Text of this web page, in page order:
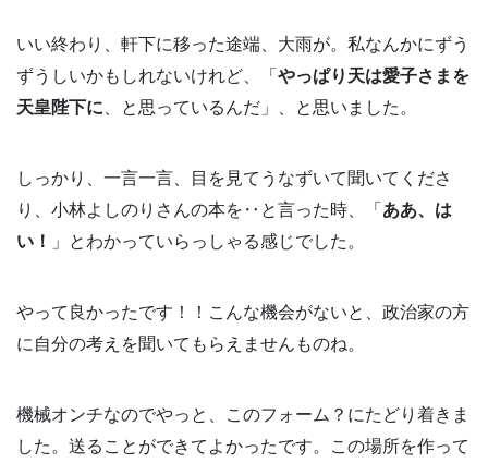
いい終わり、軒下に移った途端、大雨が。私なんかにずう
ずうしいかもしれないけれど、「 やっぱり天は愛子さまを
天皇陛下に 、と思っているんだ」、と思いました。
しっかり、一言一言、目を見てうなずいて聞いてくださ
り、小林よしのりさんの本を‥と言った時、「 ああ、は
い！
」とわかっていらっしゃる感じでした。
やって良かったです！！こんな機会がないと、政治家の方
に自分の考えを聞いてもらえませんものね。
機械オンチなのでやっと、このフォーム？にたどり着きま
した。送ることができてよかったです。この場所を作って